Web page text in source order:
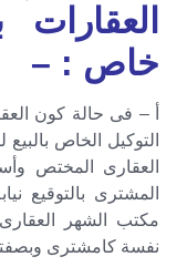
خاص : –
أ – فى حالة كون
التوكيل الخاص
العقارى المختص
المشترى بالتوقيع
مكتب الشهر
نفسة كامشترى